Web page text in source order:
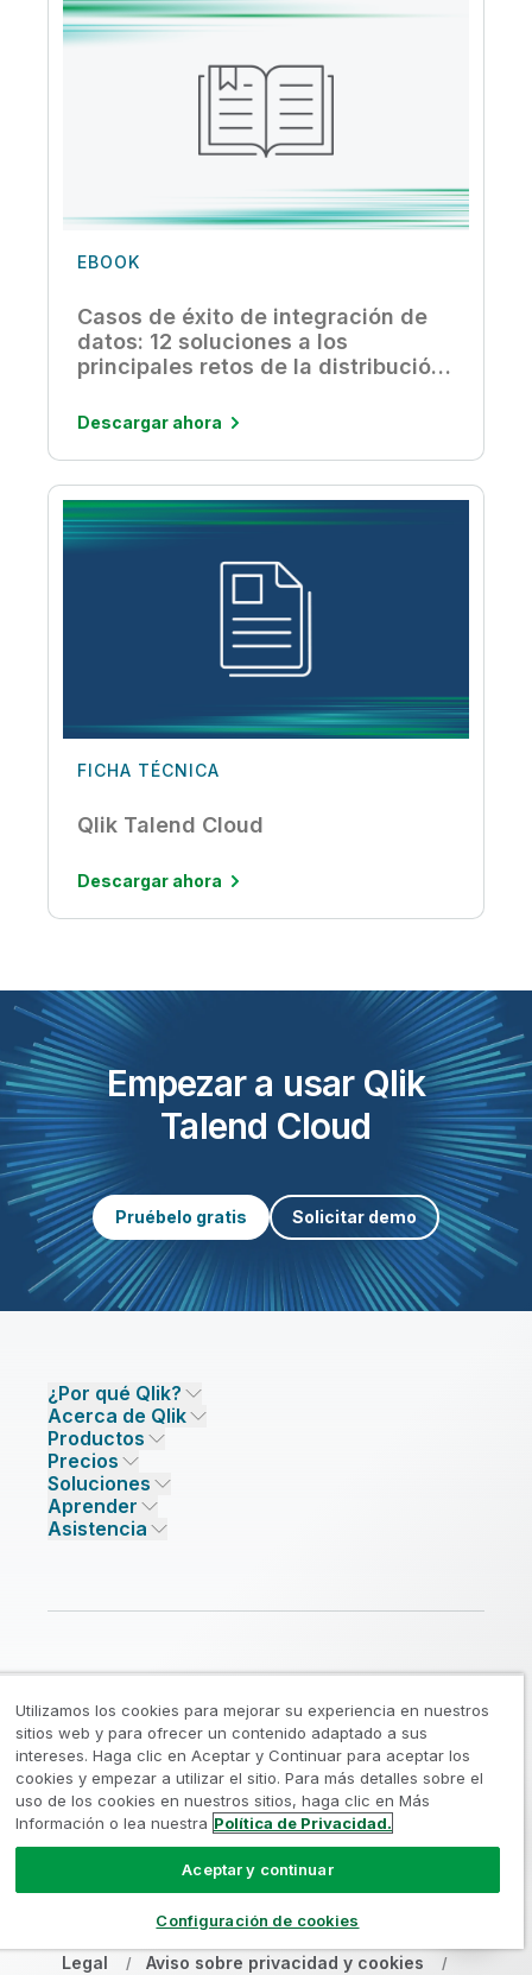
EBOOK
Casos de éxito de integración de
datos: 12 soluciones a los
principales retos de la distribución
Descargar ahora
FICHA TÉCNICA
Qlik Talend Cloud
Descargar ahora
Empezar a usar Qlik
Talend Cloud
Pruébelo gratis Solicitar demo
¿Por qué Qlik?
¿Por qué Qlik?
Confianza y seguridad
Confianza y privacidad
Confianza e IA
Partners tecnológicos destacados
Fuentes y destinos de datos
Acerca de Qlik
Empresa
Empleo
Sala de prensa
Oficina internacional/contacto
Productos
INTEGRACIÓN Y CALIDAD DE DATOS
Qlik Talend
Qlik Talend Cloud
Talend Data Fabric
Qlik Automate
Precios
Precios de integración de datos
Precios de analítica
Precios de IA/ML
Soluciones
PARTNERS DE SOLUCIONES
Encuentre un partner
Aprender
Eventos
Asistencia
Qlik Community
Legal / Aviso sobre privacidad y cookies /
Utilizamos los cookies para mejorar su experiencia en nuestros
sitios web y para ofrecer un contenido adaptado a sus
intereses. Haga clic en Aceptar y Continuar para aceptar los
cookies y empezar a utilizar el sitio. Para más detalles sobre el
uso de los cookies en nuestros sitios, haga clic en Más
Información o lea nuestra Política de Privacidad.
Aceptar y continuar
Configuración de cookies